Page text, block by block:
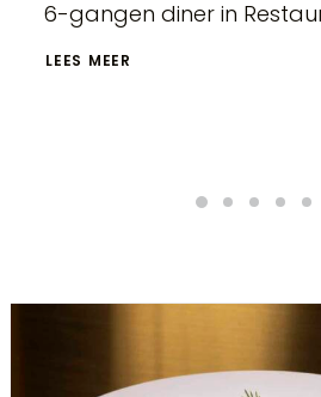
6-gangen diner in
LEES MEER